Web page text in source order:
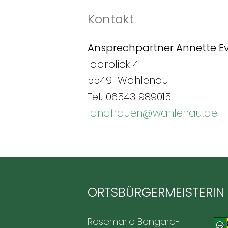
Kontakt
Ansprechpartner Annette
Idarblick 4
55491 Wahlenau
Tel. 06543 989015
landfrauen@wahlenau.de
ORTSBÜRGERMEISTERIN
Rosemarie Bongard-